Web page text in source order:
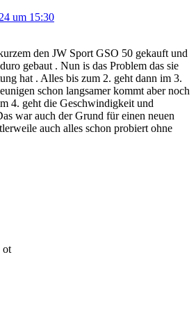
um 15:30
den JW Sport GSO 50 gekauft und
gebaut . Nun is das Problem das sie
hat . Alles bis zum 2. geht dann im 3.
schon langsamer kommt aber noch
4. geht die Geschwindigkeit und
war auch der Grund für einen neuen
auch alles schon probiert ohne
ot